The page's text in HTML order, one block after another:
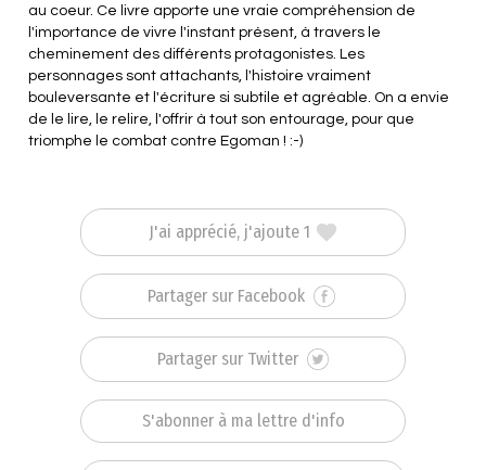
au coeur. Ce livre apporte une vraie compréhension de
l'importance de vivre l'instant présent, à travers le
cheminement des différents protagonistes. Les
personnages sont attachants, l'histoire vraiment
bouleversante et l'écriture si subtile et agréable. On a envie
de le lire, le relire, l'offrir à tout son entourage, pour que
triomphe le combat contre Egoman ! :-)
J'ai apprécié, j'ajoute 1
Partager sur Facebook
Partager sur Twitter
S'abonner à ma lettre d'info